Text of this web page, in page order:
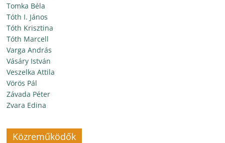
Tomka Béla
Tóth I. János
Tóth Krisztina
Tóth Marcell
Varga András
Vásáry István
Veszelka Attila
Vörös Pál
Závada Péter
Zvara Edina
Közreműködők